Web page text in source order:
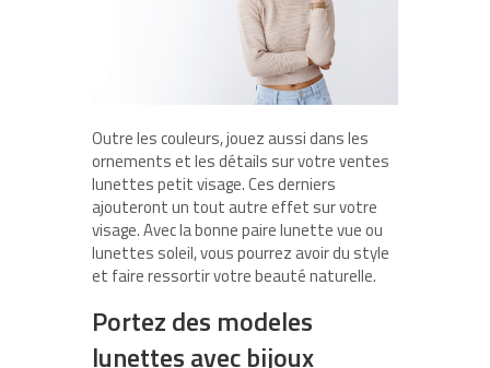
Outre les couleurs, jouez aussi dans les
ornements et les détails sur votre ventes
lunettes petit visage. Ces derniers
ajouteront un tout autre effet sur votre
visage. Avec la bonne paire lunette vue ou
lunettes soleil, vous pourrez avoir du style
et faire ressortir votre beauté naturelle.
Portez des modeles
lunettes avec bijoux